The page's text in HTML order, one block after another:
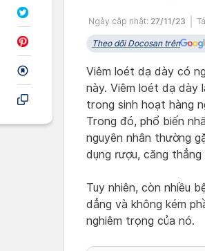
Ngày cập nhật: 27/11/23
Theo dõi Docosan trên
Viêm loét dạ dày có
này. Viêm loét dạ dày
trong sinh hoạt hàng
Trong đó, phổ biến
nguyên nhân thường
dụng rượu, căng
Tuy nhiên, còn nhiều
dẳng và không kém
nghiêm trọng của nó.